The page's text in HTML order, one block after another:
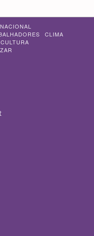
NACIONAL
CLIMA
CULTURA